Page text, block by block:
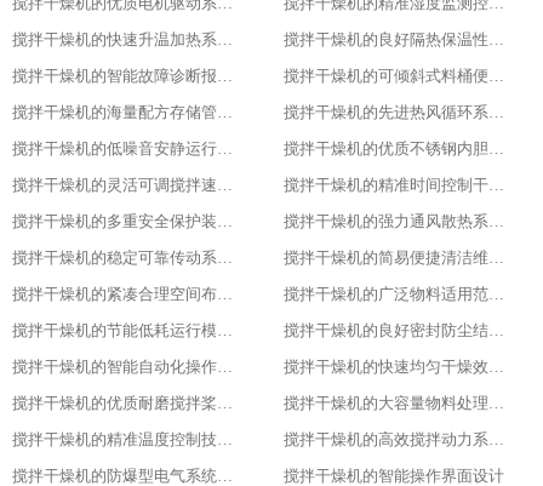
搅拌干燥机的快速升温加热系统优势
搅拌干燥机的良好隔热保温性能特点
搅拌干燥机的智能故障诊断报警系统
搅拌干燥机的可倾斜式料桶便利设计亮点
搅拌干燥机的海量配方存储管理能力
搅拌干燥机的先进热风循环系统设计
搅拌干燥机的低噪音安静运行表现特色
搅拌干燥机的优质不锈钢内胆材质优势
搅拌干燥机的灵活可调搅拌速度功能
搅拌干燥机的精准时间控制干燥策略
搅拌干燥机的多重安全保护装置配置
搅拌干燥机的强力通风散热系统功能
搅拌干燥机的稳定可靠传动系统性能
搅拌干燥机的简易便捷清洁维护方式
搅拌干燥机的紧凑合理空间布局设计
搅拌干燥机的广泛物料适用范围表现
搅拌干燥机的节能低耗运行模式特点
搅拌干燥机的良好密封防尘结构设计
搅拌干燥机的智能自动化操作流程设计
搅拌干燥机的快速均匀干燥效果呈现
搅拌干燥机的优质耐磨搅拌桨叶材质
搅拌干燥机的大容量物料处理能力优势
搅拌干燥机的精准温度控制技术亮点
搅拌干燥机的高效搅拌动力系统特性
搅拌干燥机的防爆型电气系统配置
搅拌干燥机的智能操作界面设计